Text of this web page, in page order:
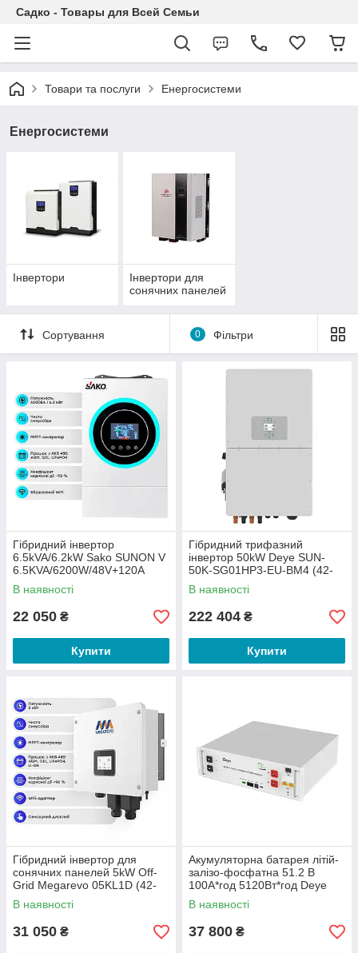
Садко - Товары для Всей Семьи
Товари та послуги Енергосистеми
Енергосистеми
Інвертори
Інвертори для
сонячних панелей
Сортування 0 Фільтри
Гібридний інвертор
6.5kVA/6.2kW Sako SUNON V
6.5KVA/6200W/48V+120A
MPPT (42-00165)
В наявності
22 050 ₴
Купити
Гібридний трифазний
інвертор 50kW Deye SUN-
50K-SG01HP3-EU-BM4 (42-
00137)
В наявності
222 404 ₴
Купити
Гібридний інвертор для
сонячних панелей 5kW Off-
Grid Megarevo 05KL1D (42-
00178)
В наявності
31 050 ₴
Акумуляторна батарея літій-
залізо-фосфатна 51.2 В
100А*год 5120Вт*год Deye
SE-G5.1 Pro-B LiFePO4 для
високовольтних інверторів
В наявності
37 800 ₴